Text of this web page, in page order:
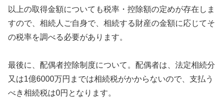
以上の取得金額についても税率・控除額の定めが存在しま
すので、相続人ご自身で、相続する財産の金額に応じてそ
の税率を調べる必要があります。
最後に、配偶者控除制度について。配偶者は、法定相続分
又は1億6000万円までは相続税がかからないので、支払う
べき相続税は0円となります。